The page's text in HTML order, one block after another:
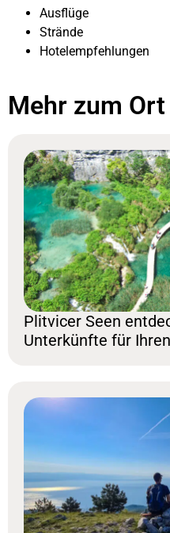
Ausflüge
Strände
Hotelempfehlungen
Mehr zum Ort
Plitvicer Seen
Unterkünfte für